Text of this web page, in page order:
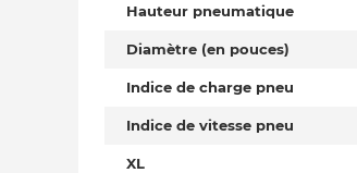
Hauteur pneumatique
Diamètre (en pouces)
Indice de charge pneu
Indice de vitesse pneu
XL